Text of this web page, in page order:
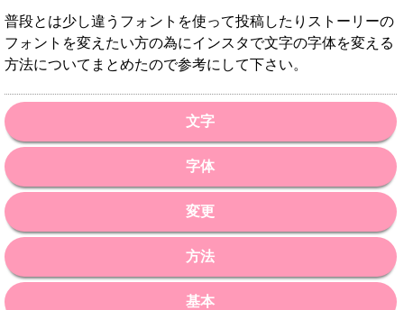
普段とは少し違うフォントを使って投稿したりストーリーの
フォントを変えたい方の為にインスタで文字の字体を変える
方法についてまとめたので参考にして下さい。
文字
字体
変更
方法
基本